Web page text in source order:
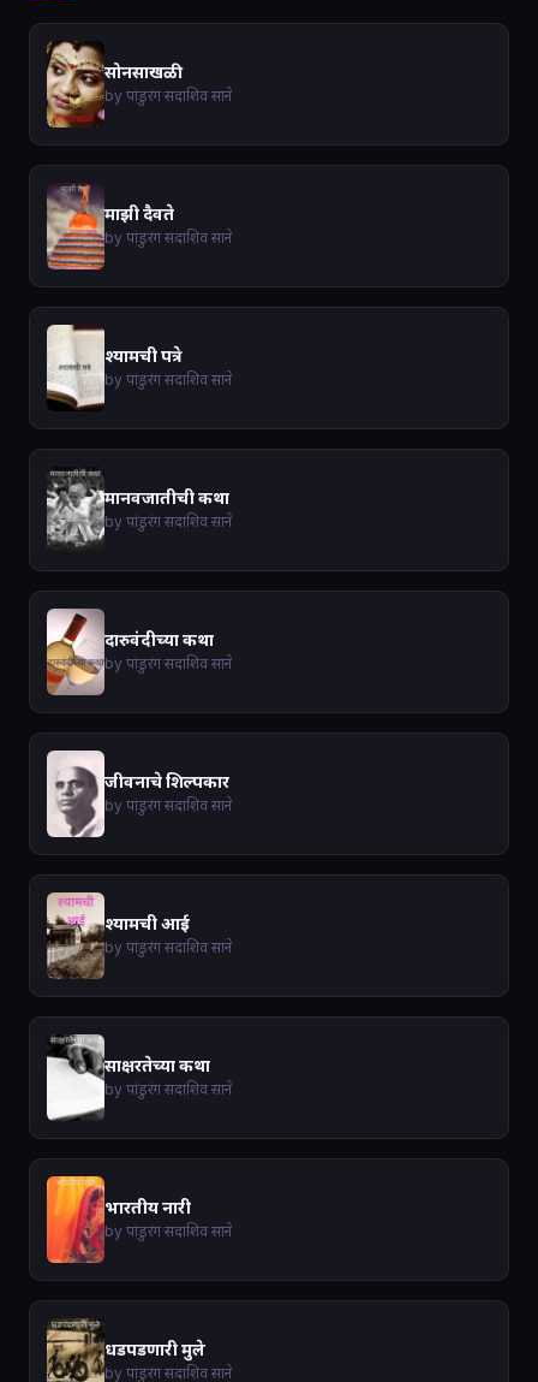
सोनसाखळी
by पांडुरंग सदाशिव साने
माझी दैवते
by पांडुरंग सदाशिव साने
श्यामची पत्रे
by पांडुरंग सदाशिव साने
मानवजातीची कथा
by पांडुरंग सदाशिव साने
दारुवंदीच्या कथा
by पांडुरंग सदाशिव साने
जीवनाचे शिल्पकार
by पांडुरंग सदाशिव साने
श्यामची आई
by पांडुरंग सदाशिव साने
साक्षरतेच्या कथा
by पांडुरंग सदाशिव साने
भारतीय नारी
by पांडुरंग सदाशिव साने
धडपडणारी मुले
by पांडुरंग सदाशिव साने